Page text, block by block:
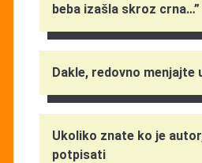
beba izašla skroz crna…”
Dakle, redovno menjajte
Ukoliko znate ko je
potpisati